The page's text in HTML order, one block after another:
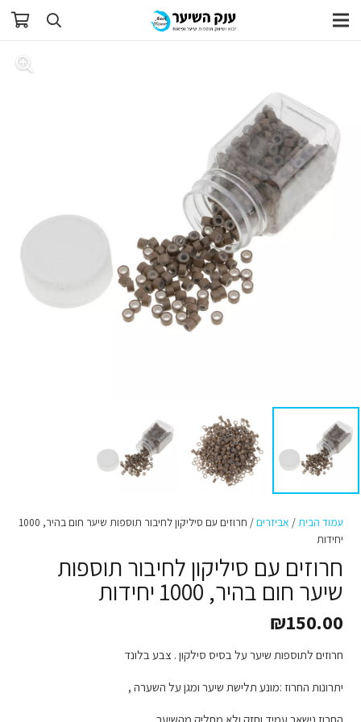
עמוד הבית / אביזרים
/ חרוזים עם סיליקון לחיבור תוספות שיער חום בהיר, 1000
יחידות
חרוזים עם סיליקון לחיבור תוספות
שיער חום בהיר, 1000 יחידות
₪150.00
חרוזים לתוספות שיער על בסיס סילקון . צבע בלונד
יתרונות החרוז :מונע תלישת שיער ומגן על השערה ,